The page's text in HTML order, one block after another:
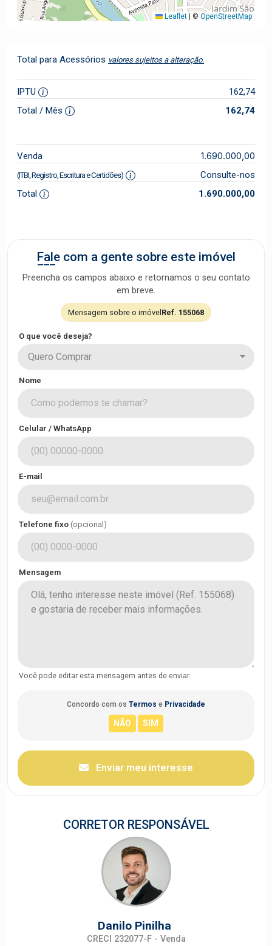
Leaflet © OpenStreetMap
Total para Acessórios valores sujeitos a alteração.
IPTU
162,74
Total / Mês
162,74
Venda 1.690.000,00
(ITBI, Registro, Escritura e Certidões)
Consulte-nos
Total
1.690.000,00
Fale com a gente sobre este imóvel
Preencha os campos abaixo e retornamos o seu contato
em breve.
Mensagem sobre o imóvel Ref. 155068
O que você deseja?
Quero Comprar
Nome
Celular / WhatsApp
E-mail
Telefone fixo (opcional)
Mensagem
Você pode editar esta mensagem antes de enviar.
Concordo com os Termos e Privacidade
Enviar meu interesse
CORRETOR RESPONSÁVEL
Danilo Pinilha
CRECI 232077-F - Venda